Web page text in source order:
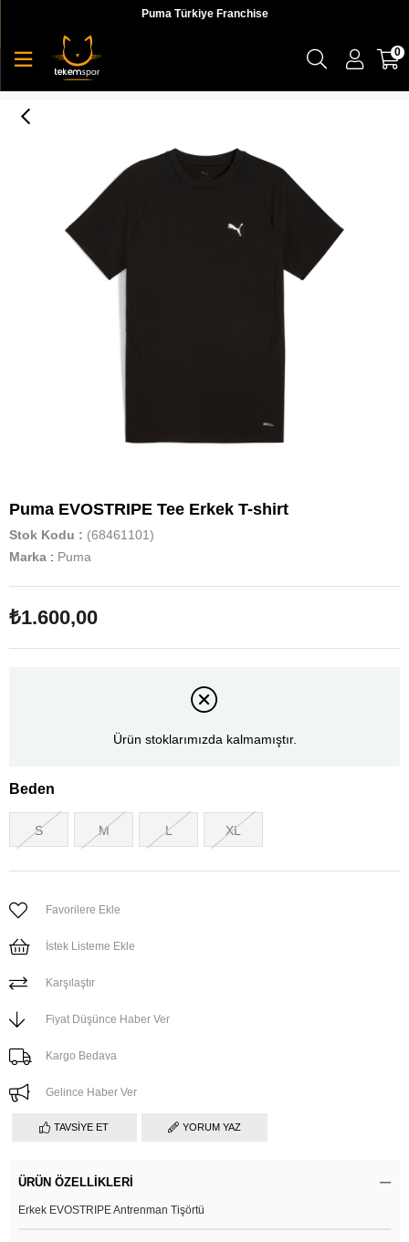
Puma Türkiye Franchise
0
Puma EVOSTRIPE Tee Erkek T-shirt
Stok Kodu
(68461101)
Marka : Puma
₺1.600,00
Ürün stoklarımızda kalmamıştır.
Beden
S M L XL
Favorilere Ekle
İstek Listeme Ekle
Karşılaştır
Fiyat Düşünce Haber Ver
Kargo Bedava
Gelince Haber Ver
TAVSIYE ET YORUM YAZ
ÜRÜN ÖZELLIKLERI
Erkek EVOSTRIPE Antrenman Tişörtü